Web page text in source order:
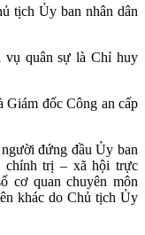
tịch Ủy ban nhân dân
vụ quân sự là Chỉ huy
đốc Công an cấp
đứng đầu Ủy ban
chính trị – xã hội trực
cơ quan chuyên môn
khác do Chủ tịch Ủy